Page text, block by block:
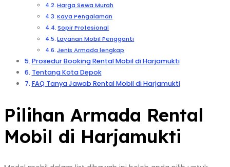
Harga Sewa Murah
Kaya Pengalaman
Sopir Profesional
Layanan Mobil Pengganti
Jenis Armada lengkap
Prosedur Booking Rental Mobil di Harjamukti
Tentang Kota Depok
FAQ Tanya Jawab Rental Mobil di Harjamukti
Pilihan Armada Rental
Mobil di Harjamukti